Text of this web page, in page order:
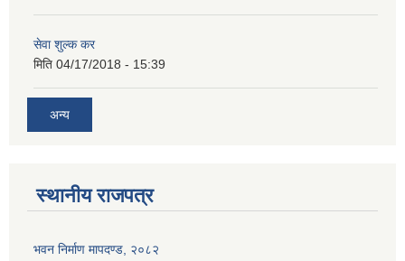
सेवा शुल्क कर
मिति 04/17/2018 - 15:39
अन्य
स्थानीय राजपत्र
भवन निर्माण मापदण्ड, २०८२